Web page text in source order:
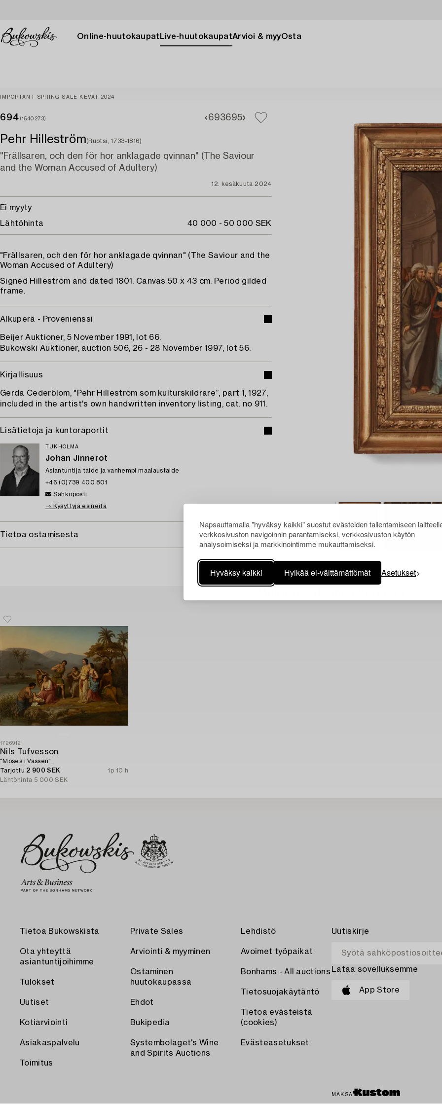
Napsauttamalla "hyväksy kaikki" suostut evästeiden tallentamiseen
verkkosivuston navigoinnin parantamiseksi, verkkosivuston käytön
analysoimiseksi ja markkinointimme mukauttamiseksi.
Hyväksy kaikki Hylkää ei-välttämättömät Asetukset
Online-huutokaupat Live-huutokaupatArvioi & myyOsta
IMPORTANT SPRING SALE KEVÄT 2024
694 (1540273) 693695
Pehr Hilleström(Ruotsi, 1733-1816)
"Frällsaren, och den för hor anklagade qvinnan" (The Saviour
and the Woman Accused of Adultery)
12. kesäkuuta 2024
Ei myyty
Lähtöhinta
40 000 - 50 000 SEK
"Frällsaren, och den för hor anklagade qvinnan" (The Saviour and the
Woman Accused of Adultery)
Signed Hilleström and dated 1801. Canvas 50 x 43 cm. Period gilded
frame.
Alkuperä - Provenienssi
Beijer Auktioner, 5 November 1991, lot 66.
Bukowski Auktioner, auction 506, 26 - 28 November 1997, lot 56.
Kirjallisuus
Gerda Cederblom, "Pehr Hilleström som kulturskildrare”, part 1, 1927,
included in the artist's own handwritten inventory listing, cat. no 911.
Lisätietoja ja kuntoraportit
TUKHOLMA
Johan Jinnerot
Asiantuntija taide ja vanhempi maalaustaide
+46 (0)739 400 801
Sähköposti
→ Kysyttyjä esineitä
Tietoa ostamisesta
1726912
Nils Tufvesson
"Moses i Vassen".
Tarjottu 2 900 SEK
1p 10 h
Lähtöhinta 5 000 SEK
Tietoa Bukowskista
Ota yhteyttä
asiantuntijoihimme
Tulokset
Uutiset
Kotiarviointi
Asiakaspalvelu
Toimitus
Private Sales
Arviointi & myyminen
Ostaminen
huutokaupassa
Ehdot
Bukipedia
Systembolaget's Wine
and Spirits Auctions
Lehdistö
Avoimet työpaikat
Bonhams - All auctions
Tietosuojakäytäntö
Tietoa evästeistä
(cookies)
Evästeasetukset
Uutiskirje
Lataa sovelluksemme
App Store
MAKSA